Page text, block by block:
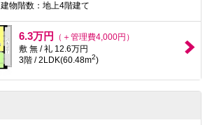
建物階数：地上4階建て
6.3万円
（＋管理費4,000円）
敷 無 / 礼 12.6万円
3階 / 2LDK(60.48m2)